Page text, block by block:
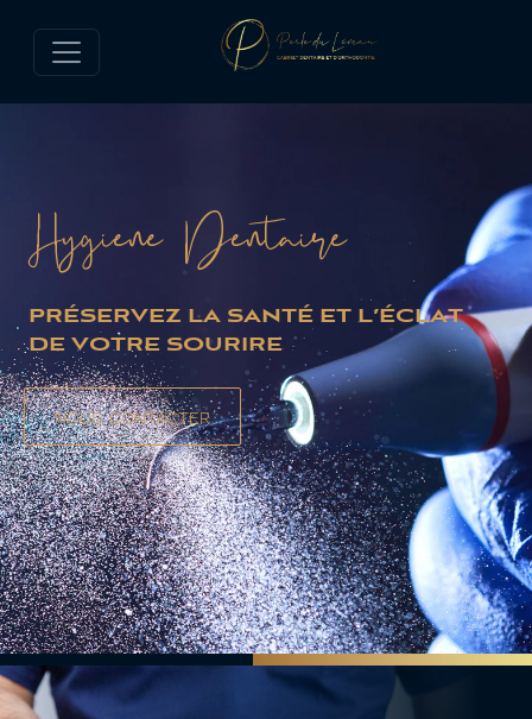
Hygiène Dentaire
PRÉSERVEZ LA SANTÉ ET L’ÉCLAT
DE VOTRE SOURIRE
NOUS CONTACTER